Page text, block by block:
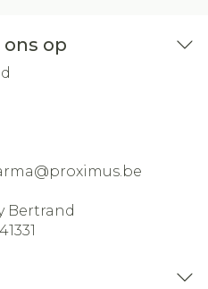
op
proximus.be
Bertrand